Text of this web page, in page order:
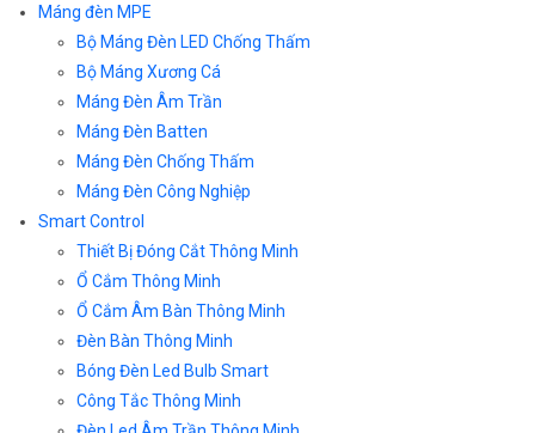
Máng đèn MPE
Bộ Máng Đèn LED Chống Thấm
Bộ Máng Xương Cá
Máng Đèn Âm Trần
Máng Đèn Batten
Máng Đèn Chống Thấm
Máng Đèn Công Nghiệp
Smart Control
Thiết Bị Đóng Cắt Thông Minh
Ổ Cắm Thông Minh
Ổ Cắm Âm Bàn Thông Minh
Đèn Bàn Thông Minh
Bóng Đèn Led Bulb Smart
Công Tắc Thông Minh